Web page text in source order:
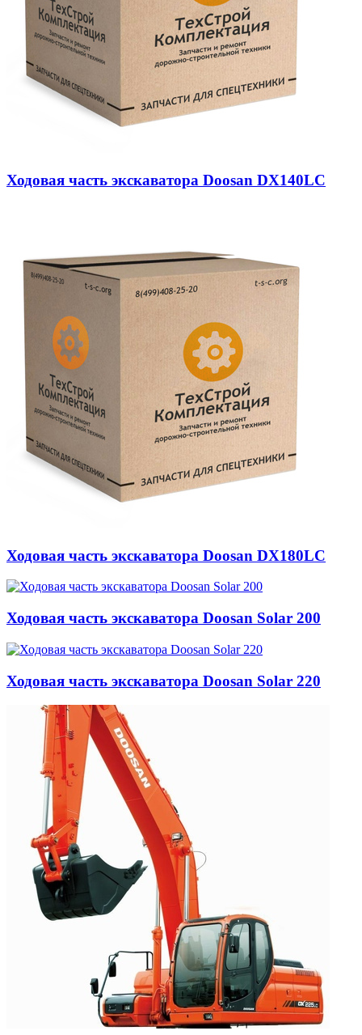
Ходовая часть экскаватора Doosan DX140LC
Ходовая часть экскаватора Doosan DX180LC
Ходовая часть экскаватора Doosan Solar 200
Ходовая часть экскаватора Doosan Solar 220